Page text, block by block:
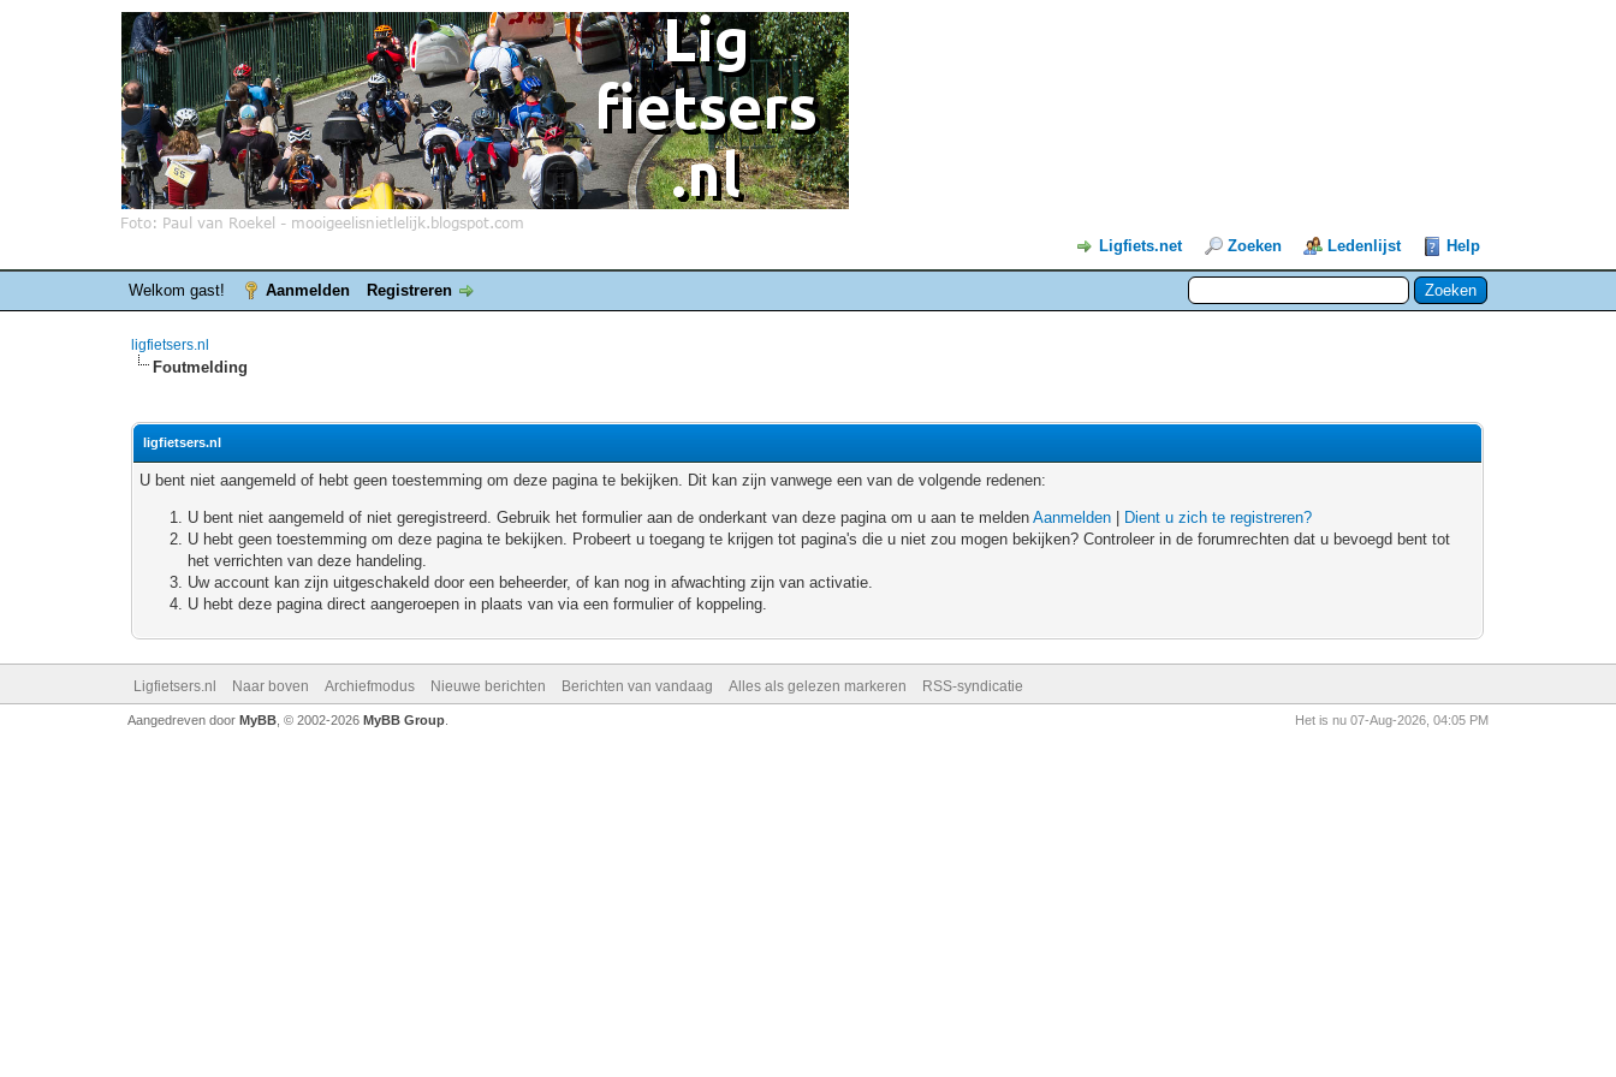
Ligfiets.net Zoeken Ledenlijst Help
Welkom gast! Aanmelden Registreren
ligfietsers.nl
Foutmelding
ligfietsers.nl
U bent niet aangemeld of hebt geen toestemming om deze pagina te bekijken. Dit kan zijn vanwege een van de volgende redenen:
U bent niet aangemeld of niet geregistreerd. Gebruik het formulier aan de onderkant van deze pagina om u aan te meldenAanmelden
Dient u zich te registreren?
U hebt geen toestemming om deze pagina te bekijken. Probeert u toegang te krijgen tot pagina's die u niet zou mogen bekijken? Controleer in de forumrechten dat u bevoegd bent tot
het verrichten van deze handeling.
Uw account kan zijn uitgeschakeld door een beheerder, of kan nog in afwachting zijn van activatie.
U hebt deze pagina direct aangeroepen in plaats van via een formulier of koppeling.
Ligfietsers.nl Naar boven Archiefmodus Nieuwe berichten Berichten van vandaag Alles als gelezen markeren RSS-syndicatie
Het is nu 07-Aug-2026, 04:05 PM
Aangedreven door MyBB, © 2002-2026 MyBB Group.